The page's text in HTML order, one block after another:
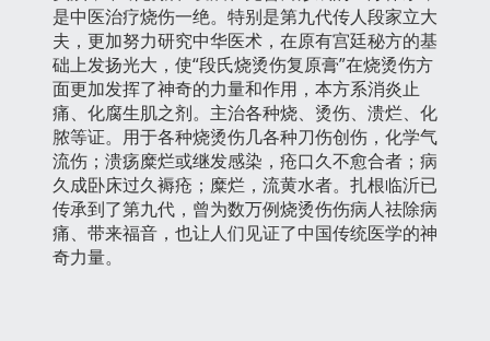
是中医治疗烧伤一绝。特别是第九代传人段家立大
夫，更加努力研究中华医术，在原有宫廷秘方的基
础上发扬光大，使“段氏烧烫伤复原膏”在烧烫伤方
面更加发挥了神奇的力量和作用，本方系消炎止
痛、化腐生肌之剂。主治各种烧、烫伤、溃烂、化
脓等证。用于各种烧烫伤几各种刀伤创伤，化学气
流伤；溃疡糜烂或继发感染，疮口久不愈合者；病
久成卧床过久褥疮；糜烂，流黄水者。扎根临沂已
传承到了第九代，曾为数万例烧烫伤伤病人祛除病
痛、带来福音，也让人们见证了中国传统医学的神
奇力量。